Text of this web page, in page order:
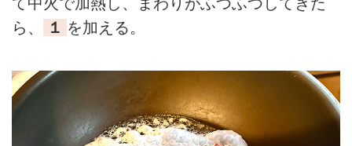
ら、
１ を加える。